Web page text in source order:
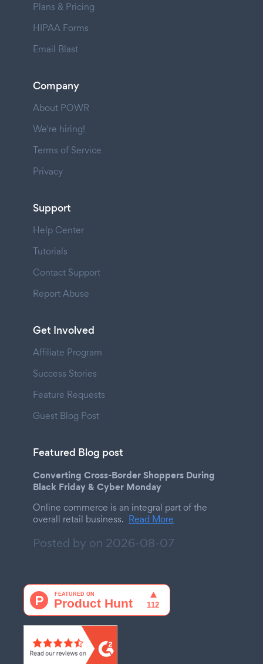
Plans & Pricing
HIPAA Forms
Email Blast
Company
About POWR
We're hiring!
Terms of Service
Privacy
Support
Help Center
Tutorials
Contact Support
Report Abuse
Get Involved
Affiliate Program
Success Stories
Feature Requests
Guest Blog Post
Featured Blog post
Converting Cross-Border Shoppers During
Black Friday & Cyber Monday
Online commerce is an integral part of the
overall retail business. Read More
Posted by on 2026-08-07